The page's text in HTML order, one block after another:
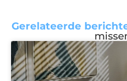
Gerelateerde